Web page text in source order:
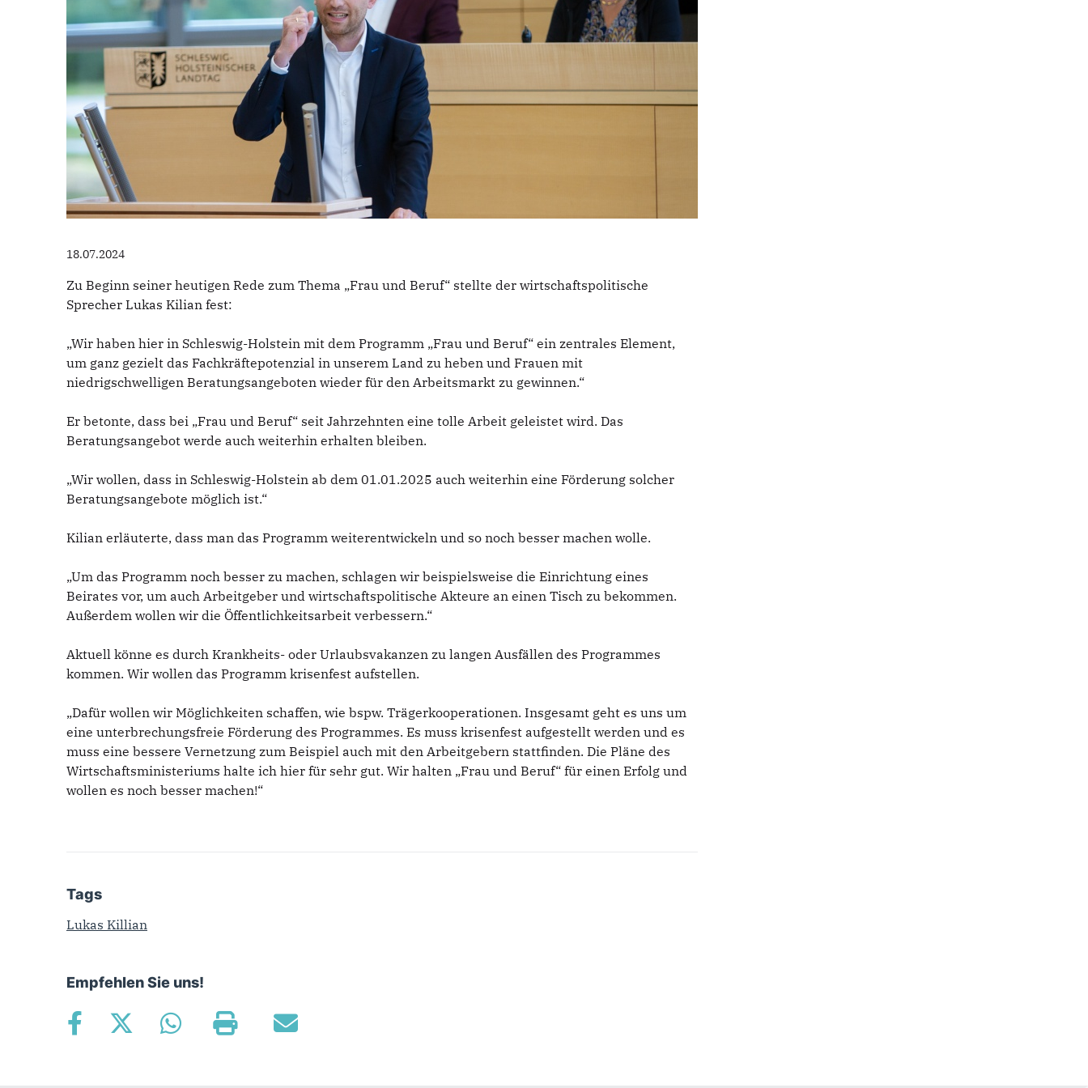
18.07.2024
Zu Beginn seiner heutigen Rede zum Thema „Frau und Beruf“ stellte der wirtschaftspolitische
Sprecher Lukas Kilian fest:
„Wir haben hier in Schleswig-Holstein mit dem Programm „Frau und Beruf“ ein zentrales Element,
um ganz gezielt das Fachkräftepotenzial in unserem Land zu heben und Frauen mit
niedrigschwelligen Beratungsangeboten wieder für den Arbeitsmarkt zu gewinnen.“
Er betonte, dass bei „Frau und Beruf“ seit Jahrzehnten eine tolle Arbeit geleistet wird. Das
Beratungsangebot werde auch weiterhin erhalten bleiben.
„Wir wollen, dass in Schleswig-Holstein ab dem 01.01.2025 auch weiterhin eine Förderung solcher
Beratungsangebote möglich ist.“
Kilian erläuterte, dass man das Programm weiterentwickeln und so noch besser machen wolle.
„Um das Programm noch besser zu machen, schlagen wir beispielsweise die Einrichtung eines
Beirates vor, um auch Arbeitgeber und wirtschaftspolitische Akteure an einen Tisch zu bekommen.
Außerdem wollen wir die Öffentlichkeitsarbeit verbessern.“
Aktuell könne es durch Krankheits- oder Urlaubsvakanzen zu langen Ausfällen des Programmes
kommen. Wir wollen das Programm krisenfest aufstellen.
„Dafür wollen wir Möglichkeiten schaffen, wie bspw. Trägerkooperationen. Insgesamt geht es uns um
eine unterbrechungsfreie Förderung des Programmes. Es muss krisenfest aufgestellt werden und es
muss eine bessere Vernetzung zum Beispiel auch mit den Arbeitgebern stattfinden. Die Pläne des
Wirtschaftsministeriums halte ich hier für sehr gut. Wir halten „Frau und Beruf“ für einen Erfolg und
wollen es noch besser machen!“
Tags
Lukas Killian
Empfehlen Sie uns!